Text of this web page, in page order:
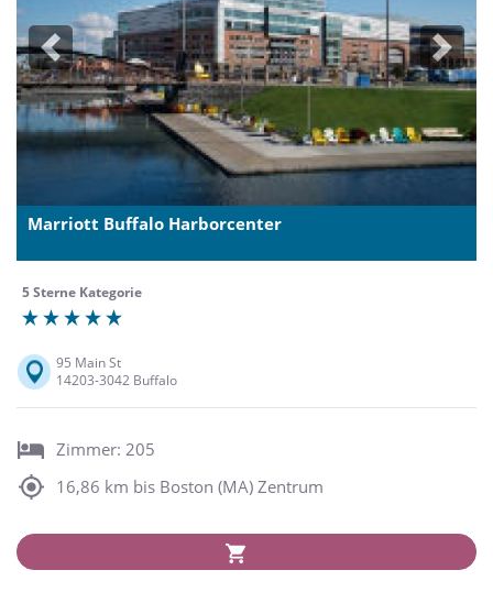
Previous Next
Marriott Buffalo Harborcenter
5 Sterne Kategorie
95 Main St
14203-3042 Buffalo
Zimmer: 205
16,86 km bis Boston (MA) Zentrum